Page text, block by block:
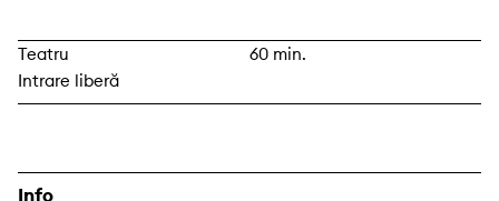
Teatru
Intrare liberă
60 min.
Info